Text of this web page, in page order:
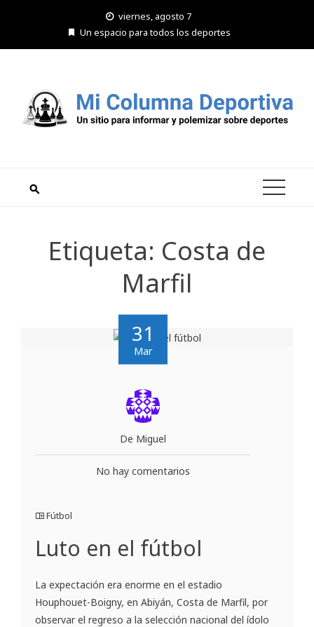
viernes, agosto 7
Un espacio para todos los deportes
Etiqueta: Costa de
Marfil
31
Mar
De Miguel
No hay comentarios
Fútbol
Luto en el fútbol
La expectación era enorme en el estadio
Houphouet-Boigny, en Abiyán, Costa de Marfil, por
observar el regreso a la selección nacional del ídolo